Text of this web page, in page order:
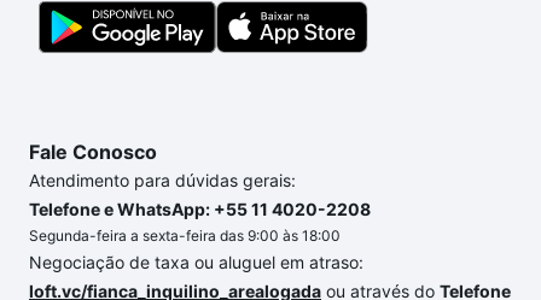
dúvida dos custos envolvidos no processo de
compra, veja em nosso portal quanto custa comprar
Fale Conosco
Atendimento para dúvidas gerais:
Telefone e WhatsApp: +55 11 4020-2208
Segunda-feira a sexta-feira das 9:00 às 18:00
Negociação de taxa ou aluguel em atraso:
loft.vc/fianca_inquilino_arealogada ou através do Telefone